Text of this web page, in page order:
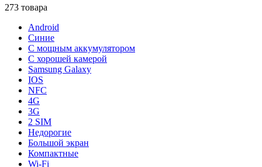
273 товара
Android
Синие
С мощным аккумулятором
С хорошей камерой
Samsung Galaxy
IOS
NFC
4G
3G
2 SIM
Недорогие
Большой экран
Компактные
Wi-Fi